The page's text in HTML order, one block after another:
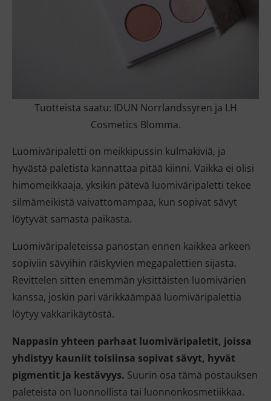
Tuotteista saatu: IDUN Norrlandssyren ja LH
Cosmetics Blomma.
Luomiväripaletti on meikkipussin kulmakiviä, ja
hyvästä paletista kannattaa pitää kiinni. Vaikka ei olisi
himomeikkaaja, yksikin pätevä luomiväripaletti tekee
silmämeikistä vaivattomampaa, kun sopivat sävyt
löytyvät samasta paikasta.
Luomiväripaleteissa panostan ennen kaikkea arkeen
sopiviin sävyihin räiskyvien megapalettien sijasta.
Revittelen sitten enemmän yksittäisten luomivärien
kanssa, joskin pari värikkäämpää luomiväripalettia
löytyy vakkarikäytöstä.
Nappasin yhteen parhaat luomiväripaletit, joissa
yhdistyy kauniit toisiinsa sopivat sävyt, hyvät
pigmentit ja kestävyys. Suurin osa tämä postauksen
paleteista on luonnollista tai luonnonkosmetiikkaa.